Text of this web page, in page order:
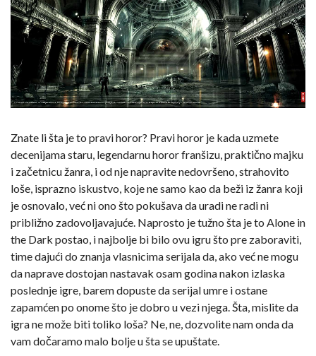
Znate li šta je to pravi horor? Pravi horor je kada uzmete
decenijama staru, legendarnu horor franšizu, praktično majku
i začetnicu žanra, i od nje napravite nedovršeno, strahovito
loše, isprazno iskustvo, koje ne samo kao da beži iz žanra koji
je osnovalo, već ni ono što pokušava da uradi ne radi ni
približno zadovoljavajuće. Naprosto je tužno šta je to Alone in
the Dark postao, i najbolje bi bilo ovu igru što pre zaboraviti,
time dajući do znanja vlasnicima serijala da, ako već ne mogu
da naprave dostojan nastavak osam godina nakon izlaska
poslednje igre, barem dopuste da serijal umre i ostane
zapamćen po onome što je dobro u vezi njega. Šta, mislite da
igra ne može biti toliko loša? Ne, ne, dozvolite nam onda da
vam dočaramo malo bolje u šta se upuštate.